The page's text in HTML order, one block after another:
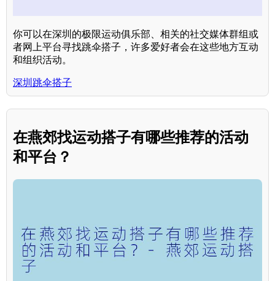
你可以在深圳的极限运动俱乐部、相关的社交媒体群组或
者网上平台寻找跳伞搭子，许多爱好者会在这些地方互动
和组织活动。
深圳跳伞搭子
在燕郊找运动搭子有哪些推荐的活动
和平台？